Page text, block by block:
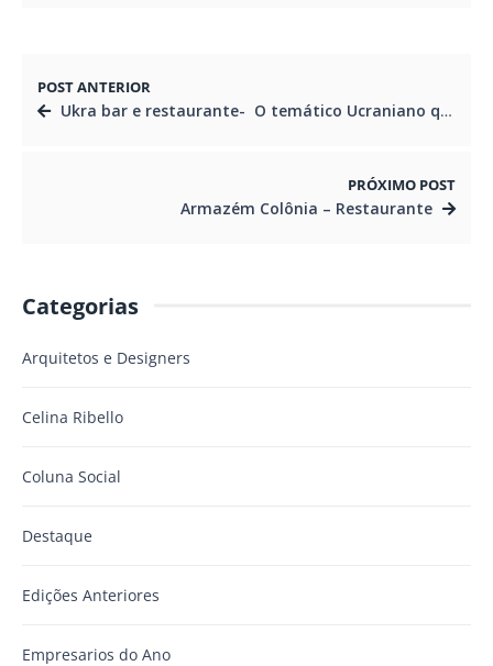
POST ANTERIOR
Ukra bar e restaurante- O temático Ucraniano que serve pratos e petiscos típicos.
PRÓXIMO POST
Armazém Colônia – Restaurante
Categorias
Arquitetos e Designers
Celina Ribello
Coluna Social
Destaque
Edições Anteriores
Empresarios do Ano